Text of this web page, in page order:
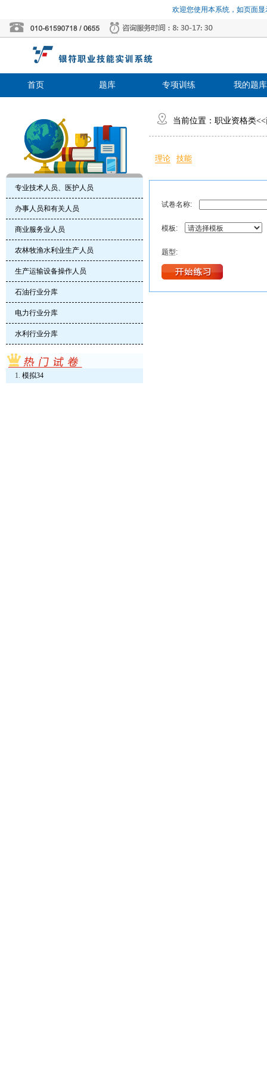
欢迎您使用本系统，如页面
首页 题库 专项训练 我的题库
专业技术人员、医护人员
办事人员和有关人员
商业服务业人员
农林牧渔水利业生产人员
生产运输设备操作人员
石油行业分库
电力行业分库
水利行业分库
模拟34
当前位置： 职业资格类<<
理论 技能
试卷名称:
模板:
题型: